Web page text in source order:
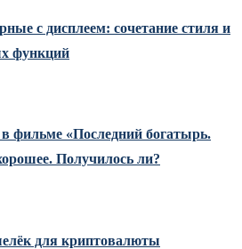
с дисплеем: сочетание стиля и
функций
фильме «Последний богатырь.
Получилось ли?
для криптовалюты